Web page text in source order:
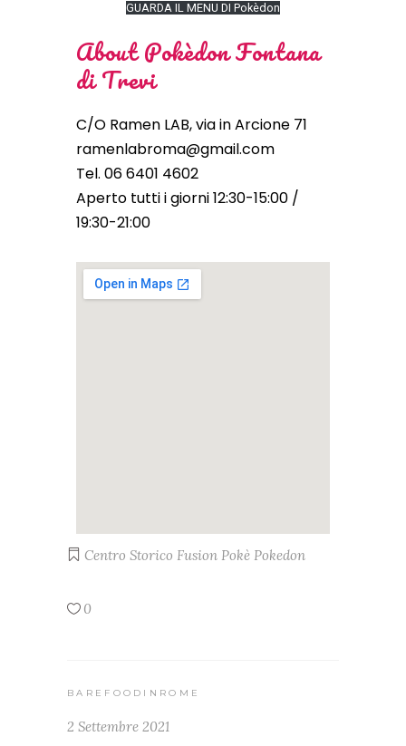
GUARDA IL MENU DI Pokèdon
About Pokèdon Fontana
di Trevi
C/O Ramen LAB, via in Arcione 71
ramenlabroma@gmail.com
Tel. 06 6401 4602
Aperto tutti i giorni 12:30-15:00 /
19:30-21:00
Centro Storico Fusion Pokè Pokedon
0
BAREFOODINROME
2 Settembre 2021